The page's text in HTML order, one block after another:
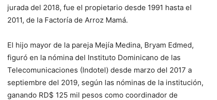
jurada del 2018, fue el propietario desde 1991 hasta el
2011, de la Factoría de Arroz Mamá.
El hijo mayor de la pareja Mejía Medina, Bryam Edmed,
figuró en la nómina del Instituto Dominicano de las
Telecomunicaciones (Indotel) desde marzo del 2017 a
septiembre del 2019, según las nóminas de la institución,
ganando RD$ 125 mil pesos como coordinador de